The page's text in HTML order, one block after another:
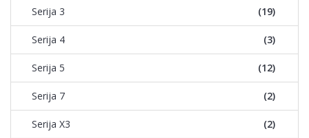
Serija 3 (19)
Serija 4 (3)
Serija 5 (12)
Serija 7 (2)
Serija X3 (2)